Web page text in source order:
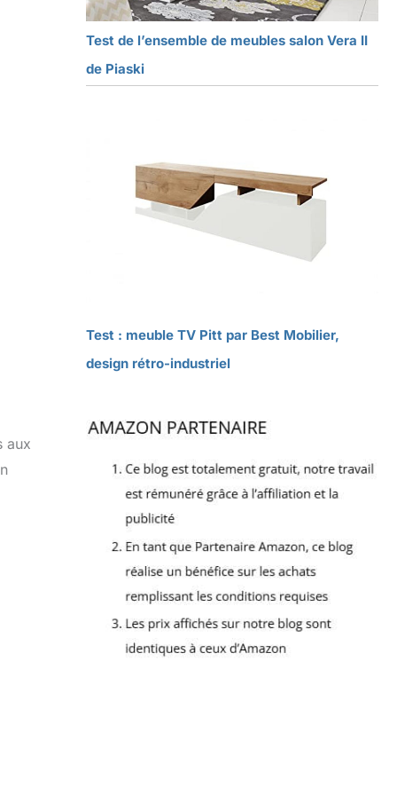
aux
Test de l’ensemble de meubles salon Vera II
de Piaski
Test : meuble TV Pitt par Best Mobilier,
design rétro-industriel